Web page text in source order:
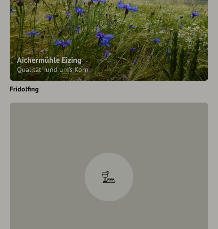
Aichermühle Eizing
Qualität rund um's Korn
Fridolfing